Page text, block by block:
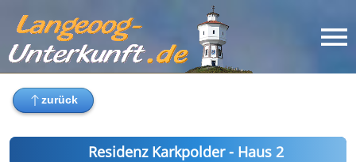
Residenz Karkpolder - Haus 2